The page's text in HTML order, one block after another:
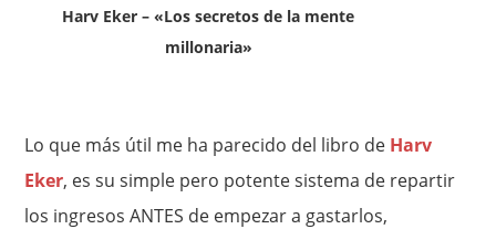
Harv Eker – «Los secretos de la mente
millonaria»
Lo que más útil me ha parecido del libro de Harv
Eker, es su simple pero potente sistema de repartir
los ingresos ANTES de empezar a gastarlos,